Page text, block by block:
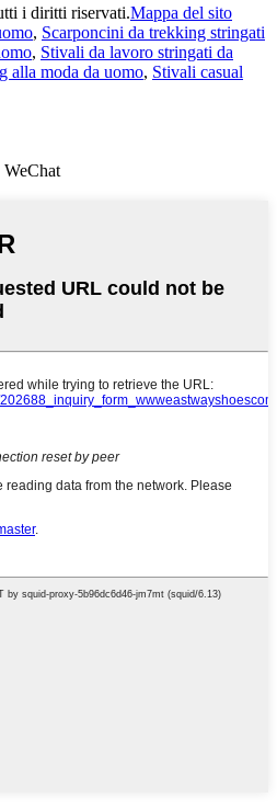
i diritti riservati.Mappa del sito
, Scarponcini da trekking stringati
, Stivali da lavoro stringati da
alla moda da uomo, Stivali casual
WeChat